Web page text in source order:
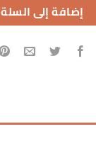
إضافة إلى السلة